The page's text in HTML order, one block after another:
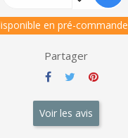
en pré-commande
Partager
Voir les avis